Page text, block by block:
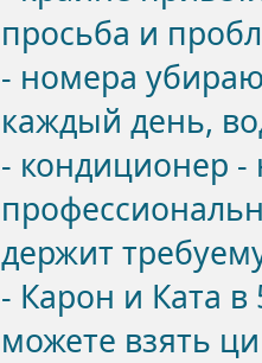
просьба и
- номера
каждый день,
- кондиционер -
держит
- Карон и Ката
можете взять